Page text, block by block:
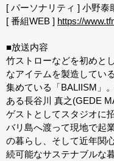
[ パーソナリティ ] 小野泰
[ 番組WEB ] https://
■放送内容
竹ストローなどを初めと
なアイテムを製造してい
集めている「BALIISM」
ある長谷川 真之(GEDE
ゲストとしてスタジオに
バリ島へ渡って現地で起
の暮らし、そして近年関
続可能なサステナブルな